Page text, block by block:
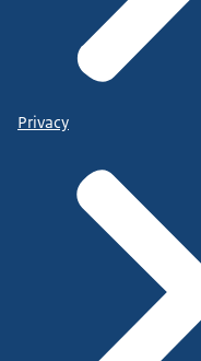
Privacy